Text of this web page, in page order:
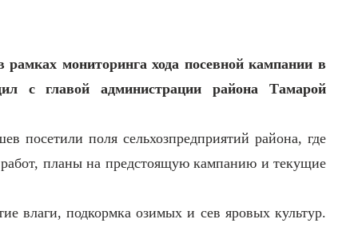
рамках мониторинга хода посевной кампании в
с главой администрации района Тамарой
посетили поля сельхозпредприятий района, где
работ, планы на предстоящую кампанию и текущие
влаги, подкормка озимых и сев яровых культур.